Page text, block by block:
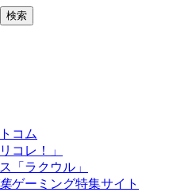
コム
コレ！」
「ラクウル」
ゲーミング特集サイト